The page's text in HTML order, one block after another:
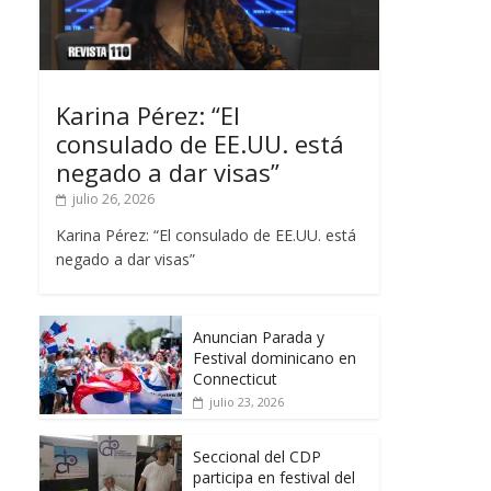
Karina Pérez: “El
consulado de EE.UU. está
negado a dar visas”
julio 26, 2026
Karina Pérez: “El consulado de EE.UU. está
negado a dar visas”
Anuncian Parada y
Festival dominicano en
Connecticut
julio 23, 2026
Seccional del CDP
participa en festival del